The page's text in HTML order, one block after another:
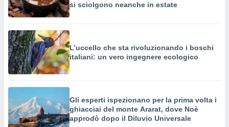
si sciolgono neanche in estate
L’uccello che sta rivoluzionando i boschi
italiani: un vero ingegnere ecologico
Gli esperti ispezionano per la prima volta i
ghiacciai del monte Ararat, dove Noè
approdò dopo il Diluvio Universale